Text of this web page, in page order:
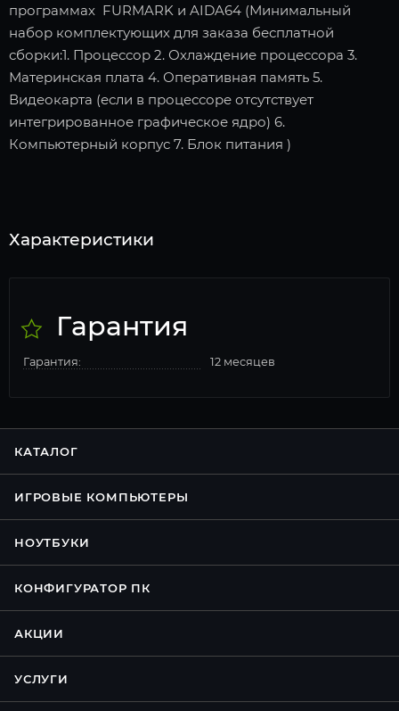
программах FURMARK и AIDA64 (Минимальный
набор комплектующих для заказа бесплатной
сборки:1. Процессор 2. Охлаждение процессора 3.
Материнская плата 4. Оперативная память 5.
Видеокарта (если в процессоре отсутствует
интегрированное графическое ядро) 6.
Компьютерный корпус 7. Блок питания )
Характеристики
Гарантия
Гарантия: 12 месяцев
КАТАЛОГ
ИГРОВЫЕ КОМПЬЮТЕРЫ
НОУТБУКИ
КОНФИГУРАТОР ПК
АКЦИИ
УСЛУГИ